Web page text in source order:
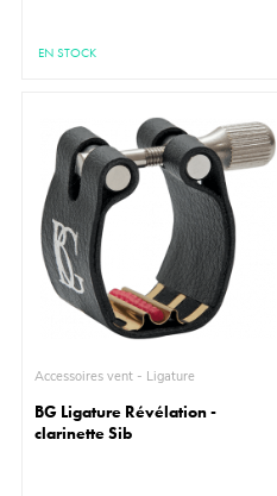
EN STOCK
Accessoires vent - Ligature
BG Ligature Révélation -
clarinette Sib